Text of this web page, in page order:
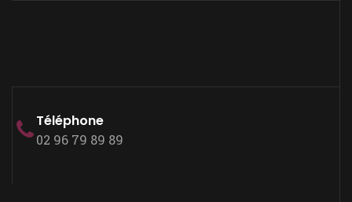
Téléphone
02 96 79 89 89